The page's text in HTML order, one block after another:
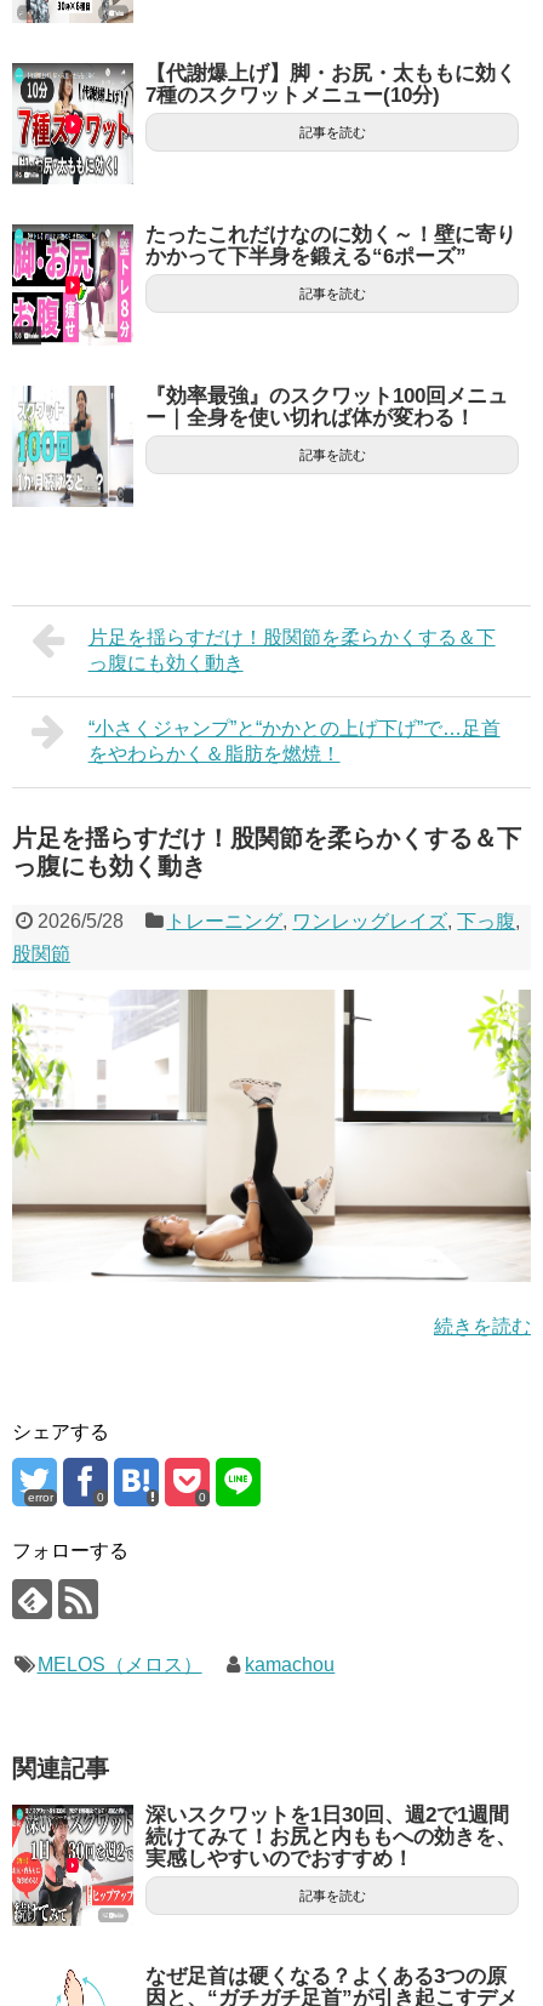
【代謝爆上げ】脚・お尻・太ももに効く
7種のスクワットメニュー(10分)
記事を読む
たったこれだけなのに効く～！壁に寄り
かかって下半身を鍛える“6ポーズ”
記事を読む
『効率最強』のスクワット100回メニュ
ー｜全身を使い切れば体が変わる！
記事を読む
片足を揺らすだけ！股関節を柔らかくする＆下
っ腹にも効く動き
“小さくジャンプ”と“かかとの上げ下げ”で…足首
をやわらかく＆脂肪を燃焼！
片足を揺らすだけ！股関節を柔らかくする＆下
っ腹にも効く動き
2026/5/28 トレーニング, ワンレッグレイズ,下っ腹,
股関節
続きを読む
シェアする
error 0 0
フォローする
MELOS（メロス） kamachou
関連記事
深いスクワットを1日30回、週2で1週間
続けてみて！お尻と内ももへの効きを、
実感しやすいのでおすすめ！
記事を読む
なぜ足首は硬くなる？よくある3つの原
因と、“ガチガチ足首”が引き起こすデメ